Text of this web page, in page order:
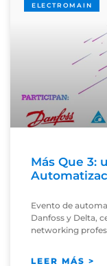
ELECTROMAIN
Más Que 3:
Evento de
Danfoss y Delta,
networking
LEER MÁS >